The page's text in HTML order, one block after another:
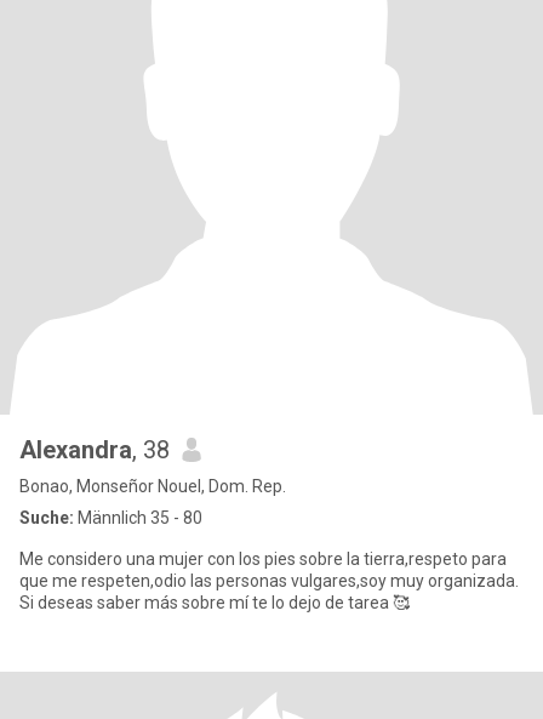
Alexandra, 38
Bonao, Monseñor Nouel, Dom. Rep.
Suche: Männlich 35 - 80
Me considero una mujer con los pies sobre la tierra,respeto para
que me respeten,odio las personas vulgares,soy muy organizada.
Si deseas saber más sobre mí te lo dejo de tarea 🥰